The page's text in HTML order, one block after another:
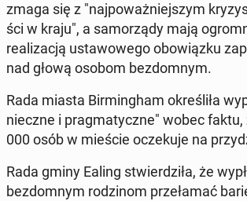
zmaga się z "naj­po­waż­niej­szym
ści w kraju", a sa­mo­rzą­dy mają
re­ali­za­cją usta­wo­we­go obo­wiąz­ku
nad głową osobom bez­dom­nym.
Rada miasta Bir­ming­ham okre­śli­ła
niecz­ne i prag­ma­tycz­ne" wobec faktu,
000 osób w mieście ocze­ku­je na
Rada gminy Ealing stwier­dzi­ła, że
bez­dom­nym ro­dzi­nom prze­ła­mać